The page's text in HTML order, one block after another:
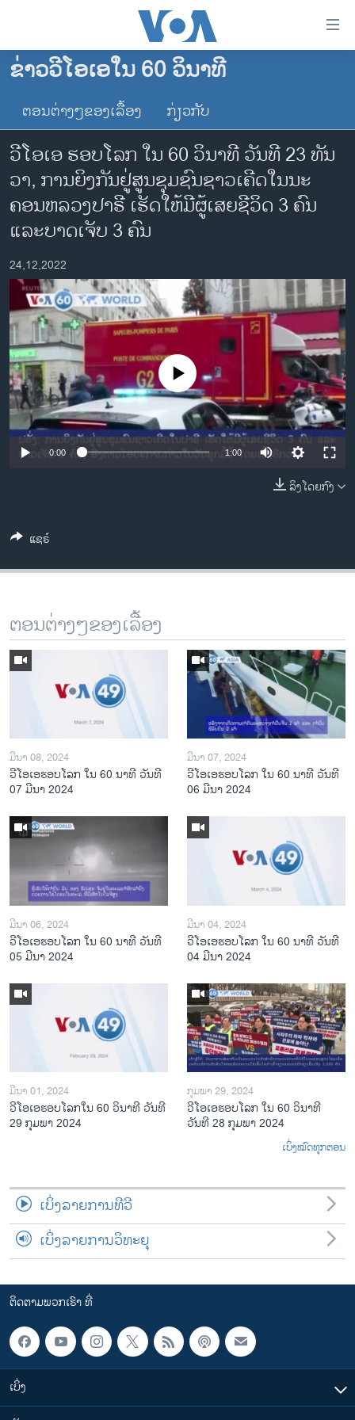
ເຂົ້າ
ຂ້າມ
ຂ້າມ
ໄປ
ຫາ
ຊອກ
ຄົ້ນ
ໂຮມເພຈ
ລາວ
ອາເມຣິກາ
ການເລືອກຕັ້ງ ປະທານາທີບໍດີ ສະຫະລັດ 2024
ຂ່າວ​ຈີນ
ໂລກ
ອິດສະຫຼະພາບດ້ານການຂ່າວ
ຊີວິດຊາວລາວ
ຊຸມຊົນຊາວລາວ
ວິທະຍາສາດ-ເທັກໂນໂລຈີ
ທຸລະກິດ
ພາສາອັງກິດ
ວີດີໂອ
ລາຍງານ
ຂ່າວວີໂອເອໃນ 60 ວິນາທີ
ຕອນຕ່າງໆຂອງເລື້ອງ ກ່ຽວກັບ
ວີໂອເອ ຮອບໂລກ ໃນ 60 ວິນາທີ ວັນທີ 23 ທັນ​
ວາ, ການຍິງກັນຢູ່ສູນຊຸມຊົນຊາວເຄີດໃນນະ​
ຄອນ​ຫລວງປາຣີ ເຮັດໃຫ້ມີຜູ້ເສຍຊີວິດ 3 ຄົນ
ແລະບາດເຈັບ 3 ຄົນ
24,12,2022
No media source currently available
0:00 1:00
ລິງໂດຍກົງ
ແຊຣ໌
ຕອນຕ່າງໆຂອງເລື້ອງ
ມີນາ 08, 2024
ວີໂອເອຮອບໂລກ ໃນ 60 ນາທີ ວັນທີ
07 ມີນາ 2024
ມີນາ 07, 2024
ວີໂອເອຮອບໂລກ ໃນ 60 ນາທີ ວັນທີ
06 ມີນາ 2024
ມີນາ 06, 2024
ວີໂອເອຮອບໂລກ ໃນ 60 ນາທີ ວັນທີ
05 ມີນາ 2024
ມີນາ 04, 2024
ວີໂອເອຮອບໂລກ ໃນ 60 ນາທີ ວັນທີ
04 ມີນາ 2024
ມີນາ 01, 2024
ວີໂອເອຮອບໂລກໃນ 60 ວິນາທີ ວັນທີ
29 ກຸມພາ 2024
ກຸມພາ 29, 2024
ວີໂອເອຮອບໂລກ ໃນ 60 ວິນາທີ
ວັນທີ 28 ກຸມພາ 2024
ເບິ່ງໝົດທຸກຕອນ
ເບິ່ງລາຍການທີວີ
ເບິ່ງລາຍການວິທະຍຸ
ຕິດຕາມພວກເຮົາ ທີ່
ເບິ່ງ